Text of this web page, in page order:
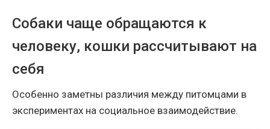
Собаки чаще обращаются к
человеку, кошки рассчитывают на
себя
Особенно заметны различия между питомцами в
экспериментах на социальное взаимодействие.